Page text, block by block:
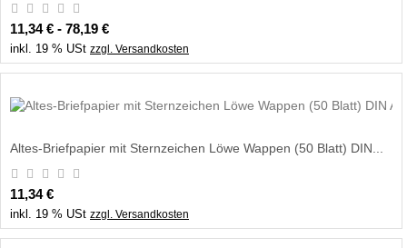
11,34 € - 78,19 €
inkl. 19 % USt zzgl. Versandkosten
Altes-Briefpapier mit Sternzeichen Löwe Wappen (50 Blatt) DIN...
11,34 €
inkl. 19 % USt zzgl. Versandkosten